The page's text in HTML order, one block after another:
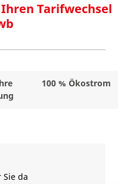
Tarifwechsel
100 % Ökostrom